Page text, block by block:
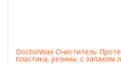
DoctorWax Очиститель
пластика, резины, с запахом